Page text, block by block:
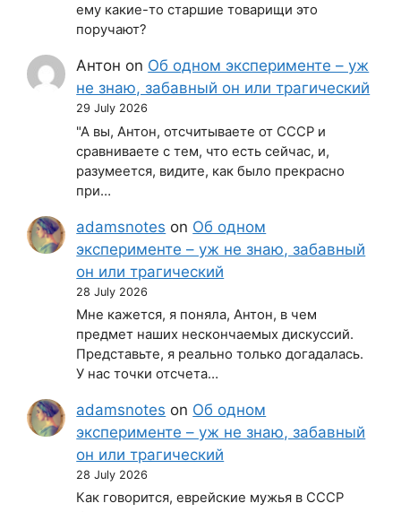
ему какие-то старшие товарищи это
поручают?
Антон on Об одном эксперименте – уж
не знаю, забавный он или трагический
29 July 2026
"А вы, Антон, отсчитываете от СССР и
сравниваете с тем, что есть сейчас, и,
разумеется, видите, как было прекрасно
при…
adamsnotes on Об одном
эксперименте – уж не знаю, забавный
он или трагический
28 July 2026
Мне кажется, я поняла, Антон, в чем
предмет наших нескончаемых дискуссий.
Представьте, я реально только догадалась.
У нас точки отсчета…
adamsnotes on Об одном
эксперименте – уж не знаю, забавный
он или трагический
28 July 2026
Как говорится, еврейские мужья в СССР